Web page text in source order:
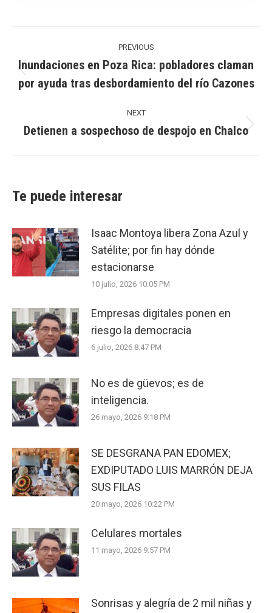
PREVIOUS
Previous
post:
Inundaciones en Poza Rica: pobladores claman
por ayuda tras desbordamiento del río Cazones
NEXT
Next
Detienen a sospechoso de despojo en Chalco
Te puede interesar
Isaac Montoya libera Zona Azul y
Satélite; por fin hay dónde
estacionarse
10 julio, 2026 10:05 PM
Empresas digitales ponen en
riesgo la democracia
6 julio, 2026 8:47 PM
No es de güevos; es de
inteligencia.
26 mayo, 2026 9:18 PM
SE DESGRANA PAN EDOMEX;
EXDIPUTADO LUIS MARRÓN DEJA
SUS FILAS
20 mayo, 2026 10:22 PM
Celulares mortales
11 mayo, 2026 9:57 PM
Sonrisas y alegría de 2 mil niñas y